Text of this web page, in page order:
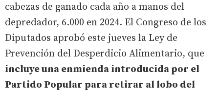
cabezas de ganado cada año a manos del
depredador, 6.000 en 2024. El Congreso de los
Diputados aprobó este jueves la Ley de
Prevención del Desperdicio Alimentario, que
incluye una enmienda introducida por el
Partido Popular para retirar al lobo del